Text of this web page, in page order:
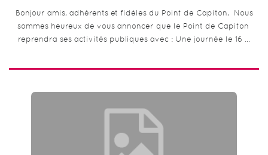
Bonjour amis, adhérents et fidèles du Point de Capiton, Nous
sommes heureux de vous annoncer que le Point de Capiton
reprendra ses activités publiques avec : Une journée le 16 …